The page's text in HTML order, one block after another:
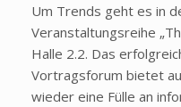
Um Trends geht es in
Veranstaltungsreihe
Halle 2.2. Das
Vortragsforum bietet
wieder eine Fülle an